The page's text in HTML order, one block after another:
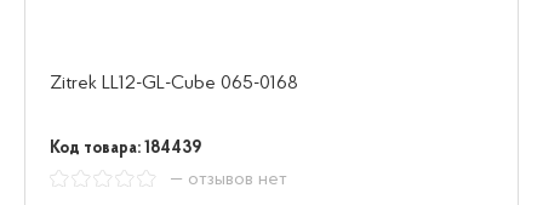
Zitrek LL12-GL-Cube 065-0168
Код товара: 184439
— отзывов нет